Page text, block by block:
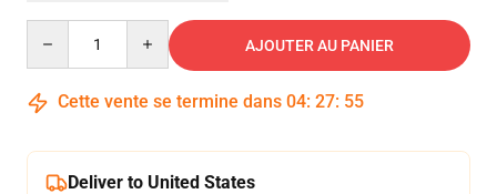
AJOUTER AU PANIER
Cette vente se termine dans 04: 27: 54
Deliver to United States